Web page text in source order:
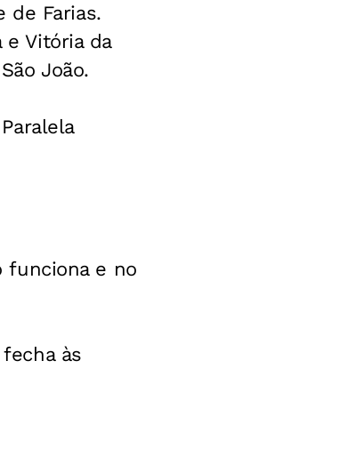
de Farias.
e Vitória da
João.

funciona e no
às